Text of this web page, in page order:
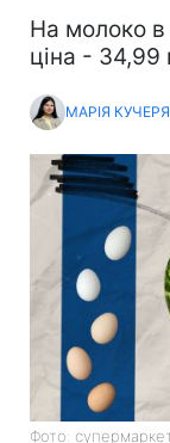
На молоко в
ціна - 34,99
МАРІЯ
Фото: